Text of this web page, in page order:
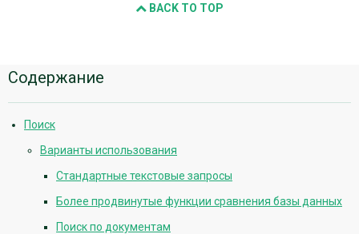
BACK TO TOP
Дополнительная
информация
Содержание
Поиск
Варианты использования
Стандартные текстовые запросы
Более продвинутые функции сравнения базы данных
Поиск по документам